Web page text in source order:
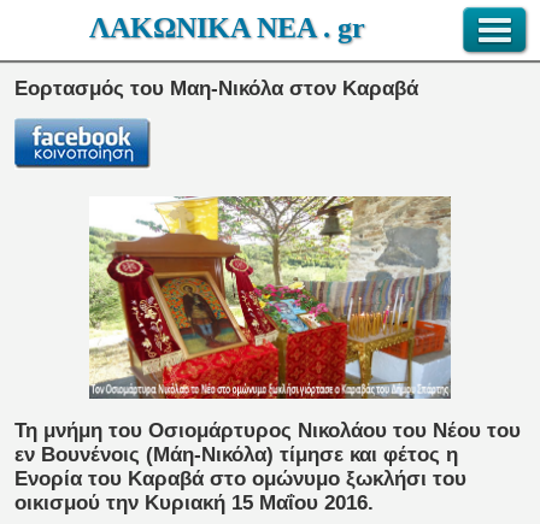
ΛΑΚΩΝΙΚΑ ΝΕΑ . gr
Εορτασμός του Μαη-Νικόλα στον Καραβά
Τη μνήμη του Οσιομάρτυρος Νικολάου του Νέου του
εν Βουνένοις (Μάη-Νικόλα) τίμησε και φέτος η
Ενορία του Καραβά στο ομώνυμο ξωκλήσι του
οικισμού την Κυριακή 15 Μαΐου 2016.